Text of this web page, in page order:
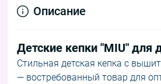
Описание
Детские кепки "MIU" для
Стильная детская кепка с
— востребованный товар для